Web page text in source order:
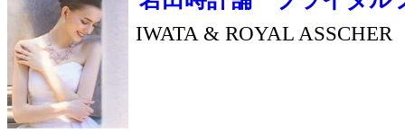
う 1回 6,600円
ペールデボーテ 平日限定ランチプラン
ヒルトン名古屋のランチ&デリケートゾーン
ア/フェムケアの特別セットプラン